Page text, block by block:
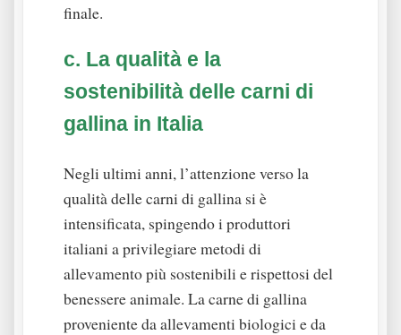
finale.
c. La qualità e la
sostenibilità delle carni di
gallina in Italia
Negli ultimi anni, l’attenzione verso la
qualità delle carni di gallina si è
intensificata, spingendo i produttori
italiani a privilegiare metodi di
allevamento più sostenibili e rispettosi del
benessere animale. La carne di gallina
proveniente da allevamenti biologici e da